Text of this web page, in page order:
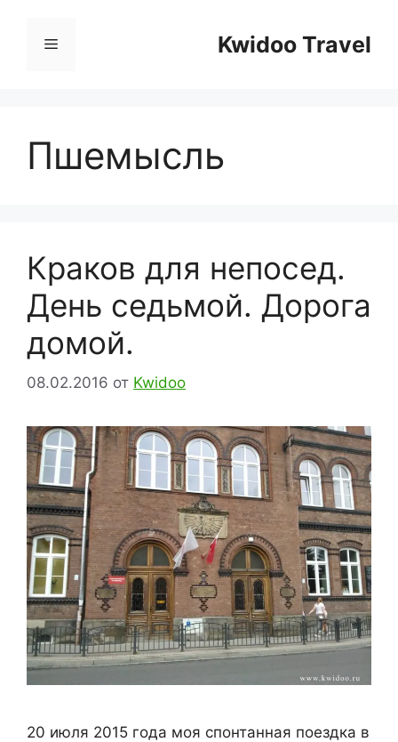
содержимому
Kwidoo Travel
Меню
Пшемысль
Краков для непосед.
День седьмой. Дорога
домой.
08.02.2016 от Kwidoo
20 июля 2015 года моя спонтанная поездка в